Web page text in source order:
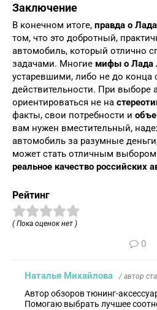
Заключение
В конечном итоге, правда о
том, что это добротный,
автомобиль, который отлично
задачами. Многие мифы о Лада
устаревшими, либо не до конца
действительности. При выборе
ориентироваться не на
факты, свои потребности и
вам нужен вместительный,
автомобиль за разумные
может стать отличным
реальное качество российских
Рейтинг
( Пока оценок нет )
0
Наталья Михайлова / автор
Автор обзоров тюнинг-
Помогаю выбрать лучшее